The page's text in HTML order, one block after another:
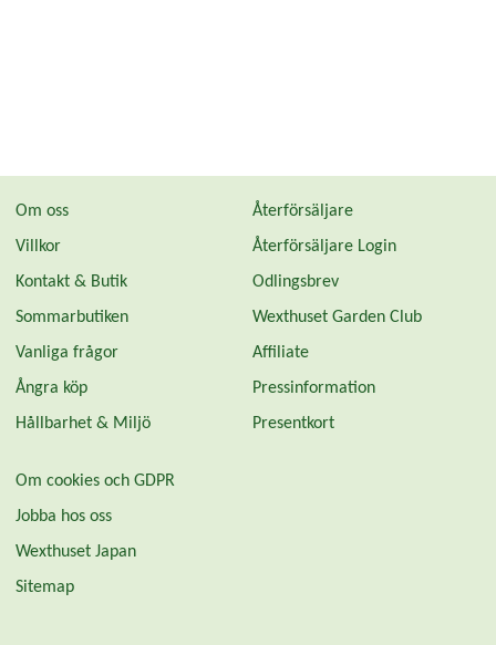
Om oss
Villkor
Kontakt & Butik
Sommarbutiken
Vanliga frågor
Ångra köp
Hållbarhet & Miljö
Återförsäljare
Återförsäljare Login
Odlingsbrev
Wexthuset Garden Club
Affiliate
Pressinformation
Presentkort
Om cookies och GDPR
Jobba hos oss
Wexthuset Japan
Sitemap